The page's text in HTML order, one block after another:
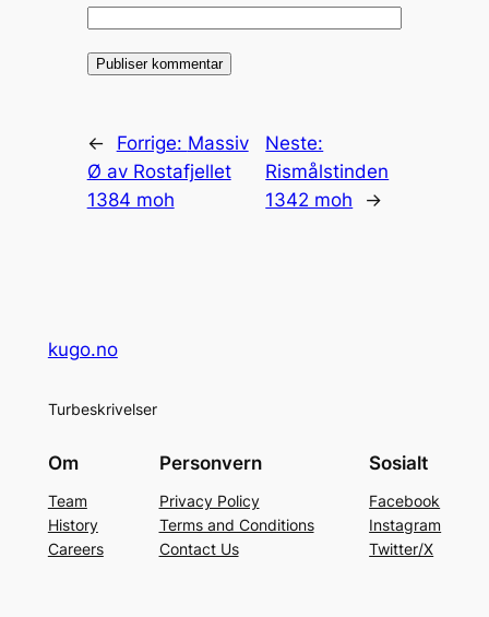
← Forrige: Massiv
Ø av Rostafjellet
1384 moh
Neste:
Rismålstinden
1342 moh
→
kugo.no
Turbeskrivelser
Om
Team
History
Careers
Personvern
Privacy Policy
Terms and Conditions
Contact Us
Sosialt
Facebook
Instagram
Twitter/X